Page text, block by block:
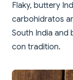
Flaky, buttery
carbohidratos
South India and
con tradition.